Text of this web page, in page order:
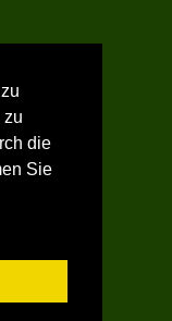
zu
die
Sie